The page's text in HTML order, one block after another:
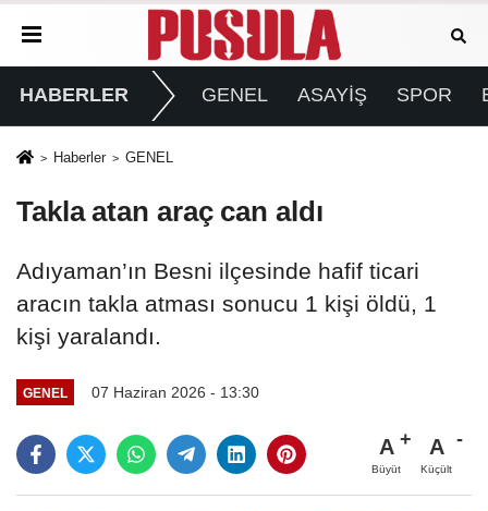
HABERLER GENEL ASAYİŞ SPOR
Haberler GENEL
Takla atan araç can aldı
Adıyaman’ın Besni ilçesinde hafif ticari
aracın takla atması sonucu 1 kişi öldü, 1
kişi yaralandı.
GENEL 07 Haziran 2026 - 13:30
A
Büyüt
A
Küçült